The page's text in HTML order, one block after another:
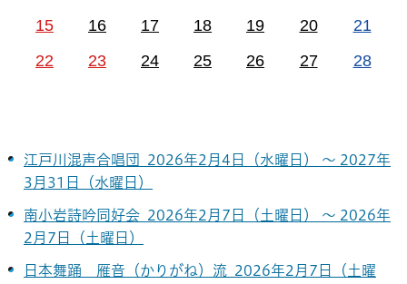
15
16 17 18 19 20
21
22
23 24 25 26 27 28
江戸川混声合唱団 2026年2月4日（水曜日） ～ 2027年
3月31日（水曜日）
南小岩詩吟同好会 2026年2月7日（土曜日） ～ 2026年
2月7日（土曜日）
日本舞踊 雁音（かりがね）流 2026年2月7日（土曜